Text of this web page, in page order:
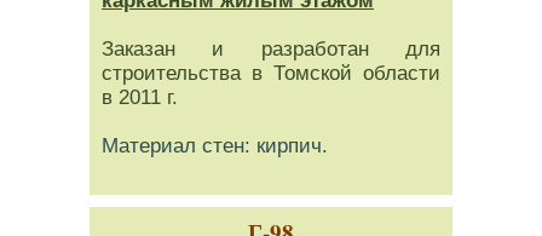
Заказан и разработан для
строительства в Томской области
в 2011 г.
Материал стен: кирпич.